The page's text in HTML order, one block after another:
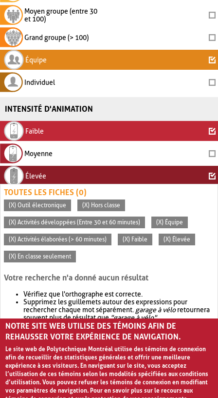
Moyen groupe (entre 30
et 100)
Grand groupe (> 100)
Équipe
Individuel
INTENSITÉ D'ANIMATION
Faible
Moyenne
Élevée
TOUTES LES FICHES (0)
(X) Outil électronique (X) Hors classe
(X) Activités développées (Entre 30 et 60 minutes) (X) Équipe
(X) Activités élaborées (> 60 minutes) (X) Faible (X) Élevée
(X) En classe seulement
Votre recherche n'a donné aucun résultat
Vérifiez que l'orthographe est correcte.
Supprimez les guillemets autour des expressions pour
rechercher chaque mot séparément. garage à véloretournera
souvent plus de résultat que"garage à vélo".
Envisagez d'élargir votre recherche avec OR.garage OR vélo
retournera souvent plus de résultat quegarage à vélo
NOTRE SITE WEB UTILISE DES TÉMOINS AFIN DE
REHAUSSER VOTRE EXPÉRIENCE DE NAVIGATION.
Le site web de Polytechnique Montréal utilise des témoins de connexion
afin de recueillir des statistiques générales et offrir une meilleure
expérience à ses visiteurs. En naviguant sur le site, vous acceptez
l’utilisation de ces témoins selon les modalités spécifiées aux conditions
d’utilisation. Vous pouvez refuser les témoins de connexion en modifiant
vos paramètres de navigation. Pour en savoir plus sur le recours aux